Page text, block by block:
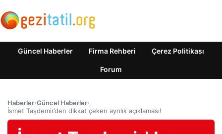
Güncel Haberler Firma Rehberi Çerez Politikası
Forum
Haberler›Güncel Haberler›
İsmet Taşdemir’den dikkat çeken ayrılık açıklaması!